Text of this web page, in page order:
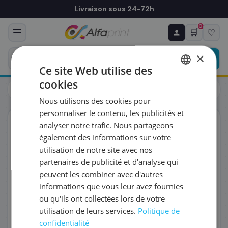
Livraison sous 24-72h
🛒
0
♡
Cartouches
Brother
ORIGINAL
♻ COMMANDE RÉCURRENTE
Prévoyez & économisez
Programmez votre prochain achat — notre équipe
vous prépare un devis personnalisé
RÉFÉRENCE DU PRODUIT
FRÉQUENCE
QUANTITÉ PAR LIVRAISON
DATE DE PREMIÈRE LIVRAISON SOUHAITÉE
×
Ce site Web utilise des
cookies
Nous utilisons des cookies pour
personnaliser le contenu, les publicités et
analyser notre trafic. Nous partageons
également des informations sur votre
utilisation de notre site avec nos
partenaires de publicité et d'analyse qui
peuvent les combiner avec d'autres
informations que vous leur avez fournies
ou qu'ils ont collectées lors de votre
utilisation de leurs services. Politique de
confidentialité